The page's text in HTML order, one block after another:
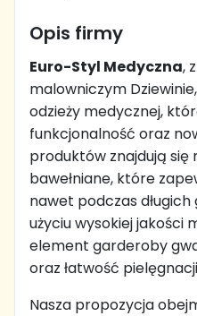
Opis firmy
Euro-Styl Medyczna,
malowniczym
odzieży medycznej,
funkcjonalność oraz
produktów znajdują się
bawełniane, które
nawet podczas
użyciu wysokiej jakości
element garderoby
oraz łatwość
Nasza propozycja